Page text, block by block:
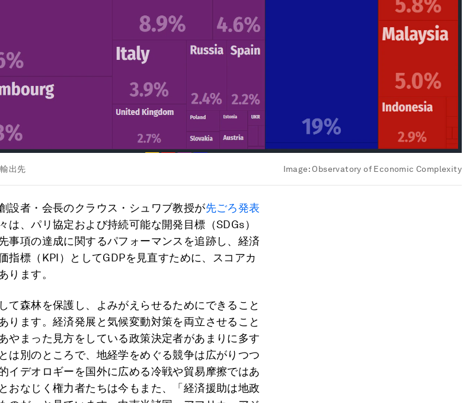
出先 Image: Observatory of Economic Complexity
設者・会長のクラウス・シュワブ教授が先ごろ発表
は、パリ協定および持続可能な開発目標（SDGs）
事項の達成に関するパフォーマンスを追跡し、経済
指標（KPI）としてGDPを見直すために、スコアカ
ります。
て森林を保護し、よみがえらせるためにできること
ります。経済発展と気候変動対策を両立させること
やまった見方をしている政策決定者があまりに多す
は別のところで、地経学をめぐる競争は広がりつつ
イデオロギーを国外に広める冷戦や貿易摩擦ではあ
おなじく権力者たちは今もまた、「経済援助は地政